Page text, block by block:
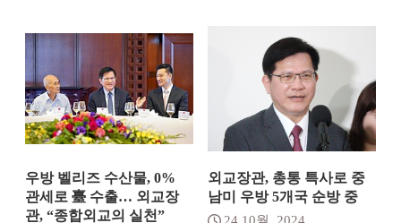
우방 벨리즈 수산물, 0%
관세로 臺 수출… 외교장
관, “종합외교의 실천”
외교장관, 총통 특사로 중
남미 우방 5개국 순방 중